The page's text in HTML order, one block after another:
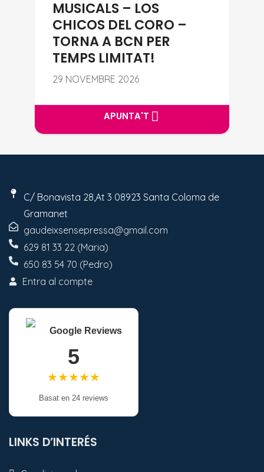
MUSICALS – LOS
CHICOS DEL CORO –
TORNA A BCN PER
TEMPS LIMITAT!
29 NOVEMBRE 2026
APUNTA'T
APUNTA'T
C/ Bonavista 28,At 3 08923 Santa Coloma de
Gramanet
gaudeixsensepressa@gmail.com
629 81 33 22 (Maria)
650 83 54 70 (Pedro)
Entra al compte
Google Reviews
5
★★★★★
Basat en 24 reviews
LINKS D’INTERÉS